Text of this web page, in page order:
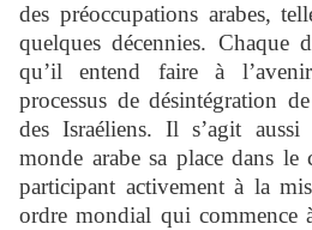
des préoccupations arabes,
quelques décennies. Chaque
qu’il entend faire à
processus de désintégration
des Israéliens. Il s’agit
monde arabe sa place dans le
participant activement à la
ordre mondial qui commence